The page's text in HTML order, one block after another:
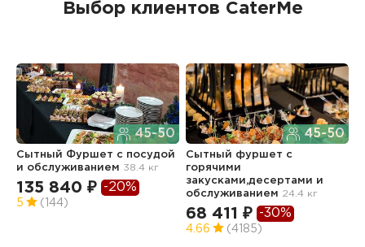
Выбор клиентов CaterMe
45-50
Сытный Фуршет с посудой
и обслуживанием 38.4 кг
135 840 ₽ -20%
5 (144)
45-50
Сытный фуршет с
горячими
закусками,десертами и
обслуживанием 24.4 кг
68 411 ₽ -30%
4.66 (4185)